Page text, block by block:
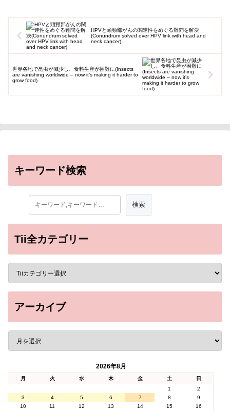
HPVと頭頸部がんの関連性をめぐる難問を解決
(Conundrum solved over HPV link with head and
neck cancer)
世界各地で昆虫が減少し、食料生産が困難に(Insects
are vanishing worldwide – now it’s making it harder to
grow food)
キーワード検索
Tii全カテゴリー
アーカイブ
2026年8月
月 火 水 木 金 土
日
1
2
3
4 5 6 7 8
9
10
11 12 13 14 15
16